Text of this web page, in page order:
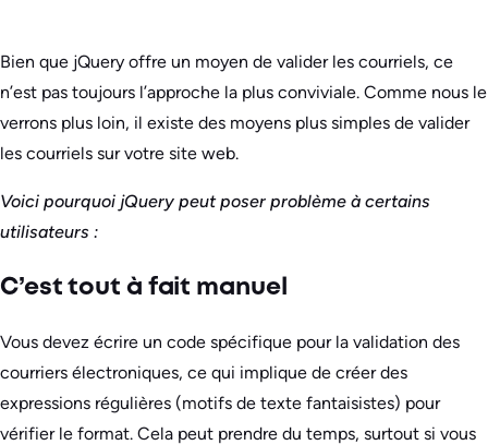
Bien que jQuery offre un moyen de valider les courriels, ce
n’est pas toujours l’approche la plus conviviale. Comme nous le
verrons plus loin, il existe des moyens plus simples de valider
les courriels sur votre site web.
Voici pourquoi jQuery peut poser problème à certains
utilisateurs :
C’est tout à fait manuel
Vous devez écrire un code spécifique pour la validation des
courriers électroniques, ce qui implique de créer des
expressions régulières (motifs de texte fantaisistes) pour
vérifier le format. Cela peut prendre du temps, surtout si vous